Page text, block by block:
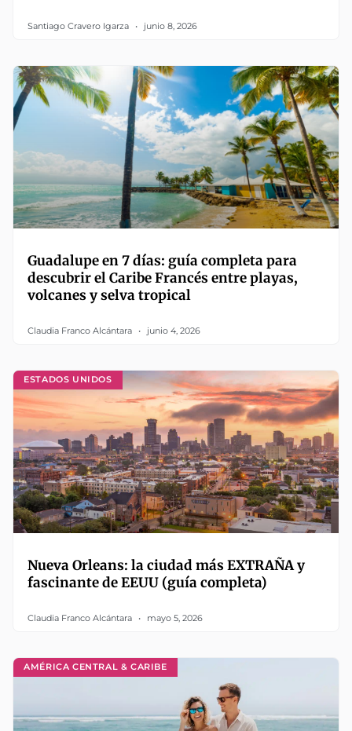
Santiago Cravero Igarza junio 8, 2026
Guadalupe en 7 días: guía completa para
descubrir el Caribe Francés entre playas,
volcanes y selva tropical
Claudia Franco Alcántara junio 4, 2026
ESTADOS UNIDOS
Nueva Orleans: la ciudad más EXTRAÑA y
fascinante de EEUU (guía completa)
Claudia Franco Alcántara mayo 5, 2026
AMÉRICA CENTRAL & CARIBE